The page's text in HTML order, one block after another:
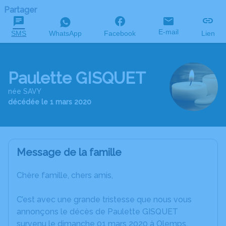
Partager
SMS WhatsApp Facebook E-mail Lien
Paulette GISQUET
née SAVY
décédée le 1 mars 2020
Message de la famille
Chère famille, chers amis,
C’est avec une grande tristesse que nous vous
annonçons le décès de Paulette GISQUET
survenu le dimanche 01 mars 2020 à Olemps.